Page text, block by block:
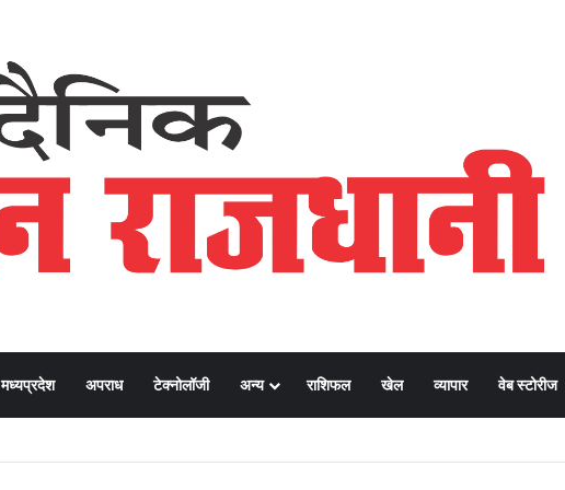
मध्यप्रदेश अपराध टेक्नोलॉजी अन्य राशिफल खेल व्यापार वेब स्टोरीज